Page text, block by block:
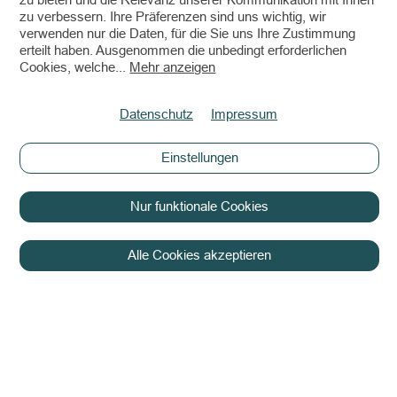
zu verbessern. Ihre Präferenzen sind uns wichtig, wir
verwenden nur die Daten, für die Sie uns Ihre Zustimmung
erteilt haben. Ausgenommen die unbedingt erforderlichen
Cookies, welche... Mehr anzeigen
Datenschutz Impressum
Einstellungen
Nur funktionale Cookies
Alle Cookies akzeptieren